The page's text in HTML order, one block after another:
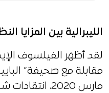
الليبرالية بين المزايا
لقد أظهر الفيلسوف
مارس 2020،